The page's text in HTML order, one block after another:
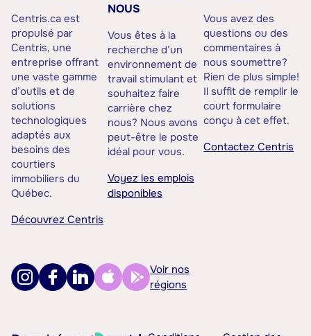
Centris.ca est
propulsé par
Centris, une
entreprise offrant
une vaste gamme
d’outils et de
solutions
technologiques
adaptés aux
besoins des
courtiers
immobiliers du
Québec.
Découvrez Centris
NOUS
Vous êtes à la
recherche d’un
environnement de
travail stimulant et
souhaitez faire
carrière chez
nous? Nous avons
peut-être le poste
idéal pour vous.
Voyez les emplois
disponibles
Vous avez des
questions ou des
commentaires à
nous soumettre?
Rien de plus simple!
Il suffit de remplir le
court formulaire
conçu à cet effet.
Contactez Centris
Voir nos
régions